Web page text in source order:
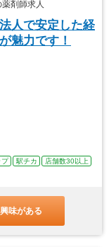
剤師求人
人で安定した経
魅力です！
プ 駅チカ
店舗数30以上
味がある